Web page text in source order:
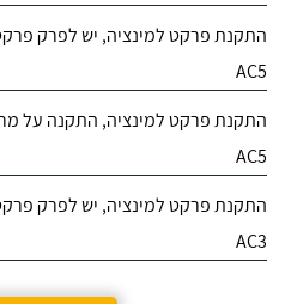
התקנת פרקט למינציה, יש לפרק
AC5
התקנת פרקט למינציה, התקנה על
AC5
התקנת פרקט למינציה, יש לפרק
AC3